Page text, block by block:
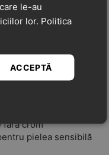
Italiană de
nevoilor
și rapidă — ideală
împotriva
fără crom
pielea sensibilă
le-au
lor. Politica
ACCEPTĂ